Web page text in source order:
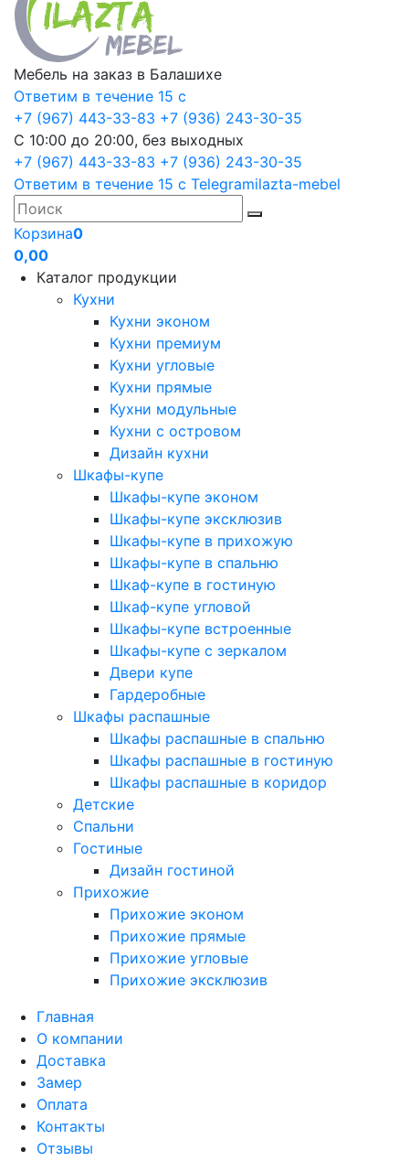
Мебель на заказ в Балашихе
Ответим в течение 15 с
+7 (967) 443-33-83 +7 (936) 243-30-35
С 10:00 до 20:00, без выходных
+7 (967) 443-33-83 +7 (936) 243-30-35
Ответим в течение 15 с Telegramilazta-mebel
Корзина0
0,00
Каталог продукции
Кухни
Кухни эконом
Кухни премиум
Кухни угловые
Кухни прямые
Кухни модульные
Кухни с островом
Дизайн кухни
Шкафы-купе
Шкафы-купе эконом
Шкафы-купе эксклюзив
Шкафы-купе в прихожую
Шкафы-купе в спальню
Шкаф-купе в гостиную
Шкаф-купе угловой
Шкафы-купе встроенные
Шкафы-купе с зеркалом
Двери купе
Гардеробные
Шкафы распашные
Шкафы распашные в спальню
Шкафы распашные в гостиную
Шкафы распашные в коридор
Детские
Спальни
Гостиные
Дизайн гостиной
Прихожие
Прихожие эконом
Прихожие прямые
Прихожие угловые
Прихожие эксклюзив
Главная
О компании
Доставка
Замер
Оплата
Контакты
Отзывы